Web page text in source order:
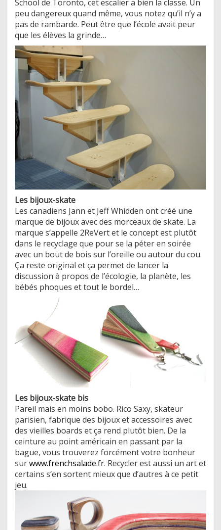
School de Toronto, cet escalier a bien la classe. Un
peu dangereux quand même, vous notez qu’il n’y a
pas de rambarde. Peut être que l’école avait peur
que les élèves la grinde…
Les bijoux-skate
Les canadiens Jann et Jeff Whidden ont créé une
marque de bijoux avec des morceaux de skate. La
marque s’appelle 2ReVert et le concept est plutôt
dans le recyclage que pour se la péter en soirée
avec un bout de bois sur l’oreille ou autour du cou.
Ça reste original et ça permet de lancer la
discussion à propos de l’écologie, la planète, les
bébés phoques et tout le bordel…
Les bijoux-skate bis
Pareil mais en moins bobo. Rico Saxy, skateur
parisien, fabrique des bijoux et accessoires avec
des vieilles boards et ça rend plutôt bien. De la
ceinture au point américain en passant par la
bague, vous trouverez forcément votre bonheur
surwww.frenchsalade.fr. Recycler est aussi un art et
certains s’en sortent mieux que d’autres à ce petit
jeu.